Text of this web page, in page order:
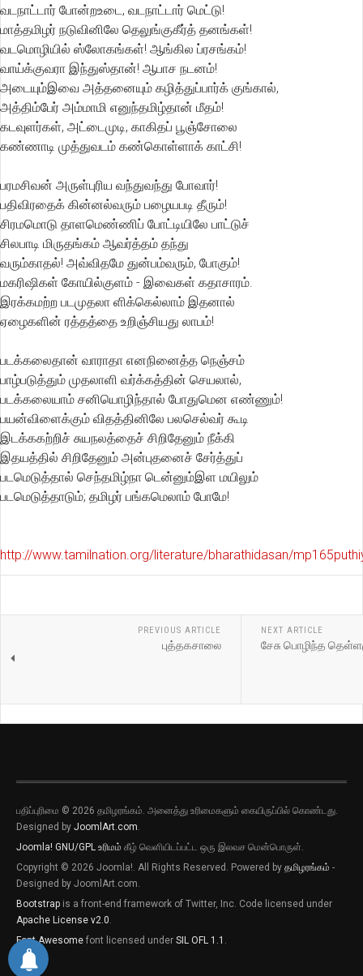
வடநாட்டார் போன்றஉடை, வடநாட்டார் மெட்டு!
மாத்தமிழர் நடுவினிலே தெலுங்குகீர்த் தனங்கள்!
வடமொழியில் ஸ்லோகங்கள்! ஆங்கில ப்ரசங்கம்!
வாய்க்குவரா இந்துஸ்தான்! ஆபாச நடனம்!
அடையும்இவை அத்தனையும் கழித்துப்பார்க் குங்கால்,
அத்திம்பேர் அம்மாமி எனுந்தமிழ்தான் மீதம்!
கடவுளர்கள், அட்டைமுடி, காகிதப் பூஞ்சோலை
கண்ணாடி முத்துவடம் கண்கொள்ளாக் காட்சி!
பரமசிவன் அருள்புரிய வந்துவந்து போவார்!
பதிவிரதைக் கின்னல்வரும் பழையபடி தீரும்!
சிரமமொடு தாளமெண்ணிப் போட்டியிலே பாட்டுச்
சிலபாடி மிருதங்கம் ஆவர்த்தம் தந்து
வரும்காதல்! அவ்விதமே துன்பம்வரும், போகும்!
மகரிஷிகள் கோயில்குளம் - இவைகள் கதாசாரம்.
இரக்கமற்ற படமுதலா ளிக்கெல்லாம் இதனால்
ஏழைகளின் ரத்தத்தை உறிஞ்சியது லாபம்!
படக்கலைதான் வாராதா எனநினைத்த நெஞ்சம்
பாழ்படுத்தும் முதலாளி வர்க்கத்தின் செயலால்,
படக்கலையாம் சனியொழிந்தால் போதுமென எண்ணும்!
பயன்விளைக்கும் விதத்தினிலே பலசெல்வர் கூடி
இடக்ககற்றிச் சுயநலத்தைச் சிறிதேனும் நீக்கி
இதயத்தில் சிறிதேனும் அன்புதனைச் சேர்த்துப்
படமெடுத்தால் செந்தமிழ்நா டென்னும்இள மயிலும்
படமெடுத்தாடும்; தமிழர் பங்கமெலாம் போமே!
http://www.tamilnation.org/literature/bharathidasan/
PREVIOUS ARTICLE
புத்தகசாலை
NEXT ARTICLE
சேசு பொழிந்த
பதிப்புரிமை © 2026 தமிழரங்கம். அனைத்து உரிமைகளும் கையிருப்பில் கொண்டது.
Designed by JoomlArt.com.
Joomla! GNU/GPL உரிமம் கீழ் வெளியிடப்பட்ட ஒரு இலவச மென்பொருள்.
Copyright © 2026 Joomla!. All Rights Reserved. Powered by தமிழரங்கம் -
Designed by JoomlArt.com.
Bootstrap is a front-end framework of Twitter, Inc. Code licensed under
Apache License v2.0.
Font Awesome font licensed under SIL OFL 1.1 .